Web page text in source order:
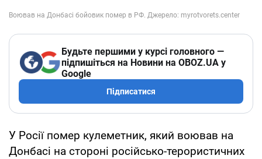
Будьте першими у курсі головного —
підпишіться на Новини на OBOZ.UA у
Google
Підписатися
У Росії помер кулеметник, який воював на
Донбасі на стороні російсько-терористичних